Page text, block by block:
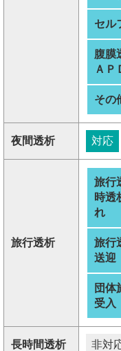
セル
腹膜
ＡＰ
その
夜間透析 対応
旅行透析
旅行
時透
れ
旅行
送迎
団体
受入
長時間透析 非対